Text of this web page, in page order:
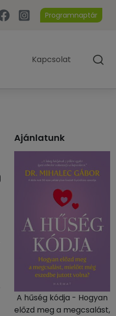
Programnaptár
Kapcsolat
Ajánlatunk
A hűség kódja - Hogyan
előzd meg a megcsalást,